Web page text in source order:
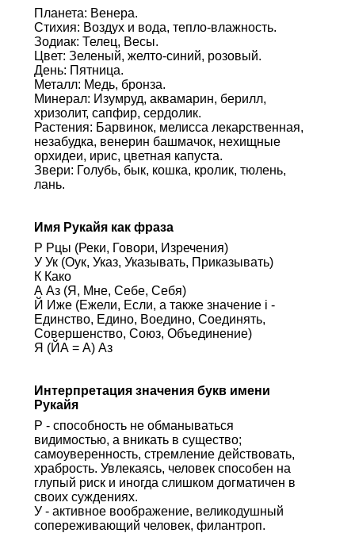
Планета: Венера.
Стихия: Воздух и вода, тепло-влажность.
Зодиак: Телец, Весы.
Цвет: Зеленый, желто-синий, розовый.
День: Пятница.
Металл: Медь, бронза.
Минерал: Изумруд, аквамарин, берилл,
хризолит, сапфир, сердолик.
Растения: Барвинок, мелисса лекарственная,
незабудка, венерин башмачок, нехищные
орхидеи, ирис, цветная капуста.
Звери: Голубь, бык, кошка, кролик, тюлень,
лань.
Имя Рукайя как фраза
Р Рцы (Реки, Говори, Изречения)
У Ук (Оук, Указ, Указывать, Приказывать)
К Како
А Аз (Я, Мне, Себе, Себя)
Й Иже (Ежели, Если, а также значение i -
Единство, Едино, Воедино, Соединять,
Совершенство, Союз, Объединение)
Я (ЙА = А) Аз
Интерпретация значения букв имени
Рукайя
Р - способность не обманываться
видимостью, а вникать в существо;
самоуверенность, стремление действовать,
храбрость. Увлекаясь, человек способен на
глупый риск и иногда слишком догматичен в
своих суждениях.
У - активное воображение, великодушный
сопереживающий человек, филантроп.